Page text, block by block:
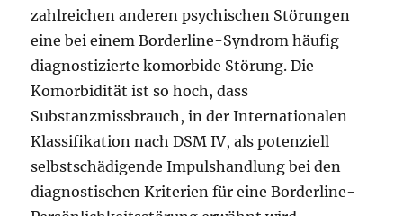
zahlreichen anderen psychischen Störungen
eine bei einem Borderline-Syndrom häufig
diagnostizierte komorbide Störung. Die
Komorbidität ist so hoch, dass
Substanzmissbrauch, in der Internationalen
Klassifikation nach DSM IV, als potenziell
selbstschädigende Impulshandlung bei den
diagnostischen Kriterien für eine Borderline-